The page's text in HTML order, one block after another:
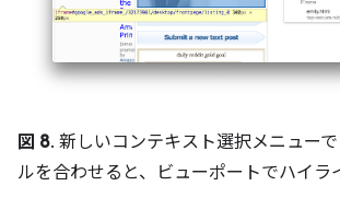
図 8. 新しいコンテキスト選択メニュー
ルを合わせると、ビューポートでハイラ